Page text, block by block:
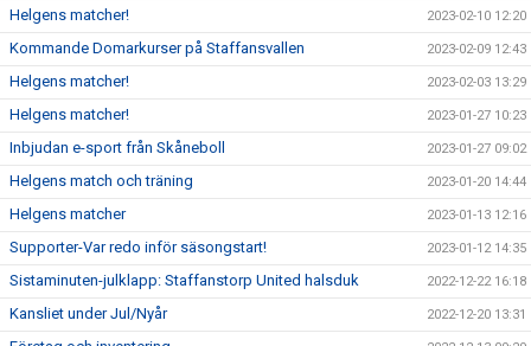
Helgens matcher! 2023-02-10 12:20
Kommande Domarkurser på Staffansvallen 2023-02-09 12:43
Helgens matcher! 2023-02-03 13:29
Helgens matcher! 2023-01-27 10:23
Inbjudan e-sport från Skåneboll 2023-01-27 09:02
Helgens match och träning 2023-01-20 14:44
Helgens matcher 2023-01-13 12:16
Supporter-Var redo inför säsongstart! 2023-01-12 14:35
Sistaminuten-julklapp: Staffanstorp United halsduk 2022-12-22 16:18
Kansliet under Jul/Nyår 2022-12-20 13:31